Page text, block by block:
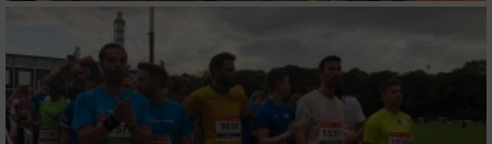
Messung der Performance von Inhalten
Analyse von Zielgruppen durch Statistiken
oder Kombinationen von Daten aus
verschiedenen Quellen